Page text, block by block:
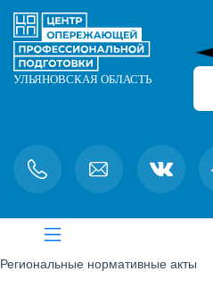
Региональные нормативные акты